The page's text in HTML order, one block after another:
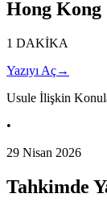
Hong
1 DAKİKA
Yazıyı Aç→
Usule İlişkin
•
29 Nisan 2026
Tahkimde